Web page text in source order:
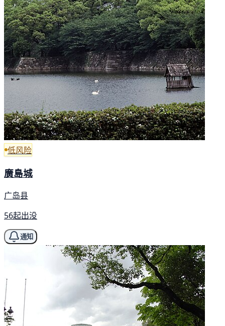
低风险
廣島城
广岛县
56起出没
通知